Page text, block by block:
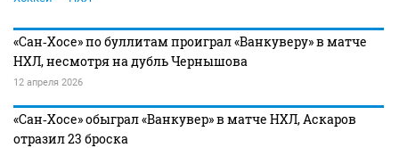
«Сан‑Хосе» по буллитам проиграл «Ванкуверу» в матче
НХЛ, несмотря на дубль Чернышова
12 апреля 2026
«Сан‑Хосе» обыграл «Ванкувер» в матче НХЛ, Аскаров
отразил 23 броска